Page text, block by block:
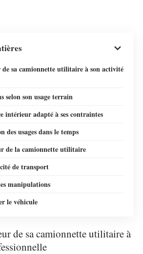
sa camionnette utilitaire à son activité
selon son usage terrain
intérieur adapté à ses contraintes
des usages dans le temps
de la camionnette utilitaire
de transport
manipulations
le véhicule
de sa camionnette utilitaire à